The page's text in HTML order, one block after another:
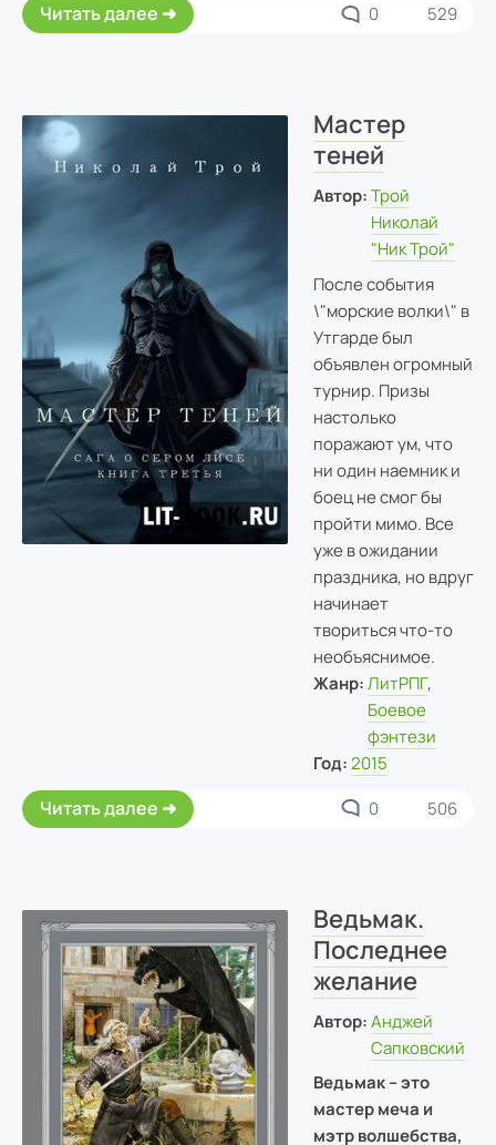
Читать далее 0 529
Мастер
теней
Автор: Трой
Николай
"Ник Трой"
После события
\"морские волки\" в
Утгарде был
объявлен огромный
турнир. Призы
настолько
поражают ум, что
ни один наемник и
боец не смог бы
пройти мимо. Все
уже в ожидании
праздника, но вдруг
начинает
твориться что-то
необъяснимое.
Жанр: ЛитРПГ,
Боевое
фэнтези
Год: 2015
Читать далее 0 506
Ведьмак.
Последнее
желание
Автор: Анджей
Сапковский
Ведьмак – это
мастер меча и
мэтр волшебства,